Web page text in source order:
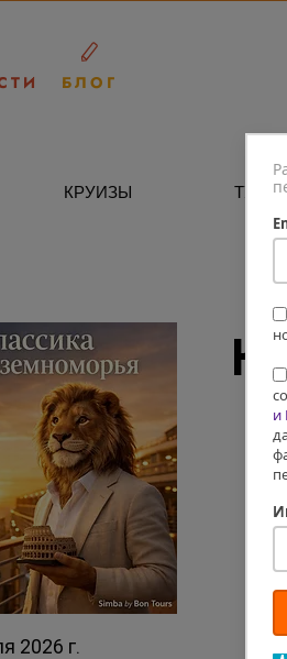
и
БЛОГ
КРУИЗЫ ТУРЫ
2026 г.